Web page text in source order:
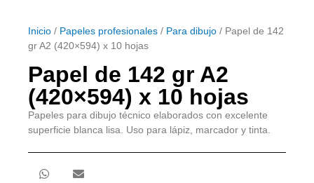
Inicio / Papeles profesionales / Para dibujo / Papel de 142
gr A2 (420×594) x 10 hojas
Papel de 142 gr A2
(420×594) x 10 hojas
Papeles para dibujo técnico elaborados con excelente
superficie blanca lisa. Uso para lápiz, marcador y tinta.